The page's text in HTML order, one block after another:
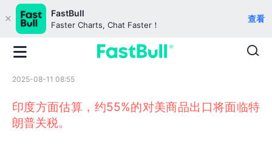
FastBull
Faster Charts, Chat Faster！
查看
2025-08-11 08:55
印度方面估算，约55%的对美商品出口将面临特
朗普关税。